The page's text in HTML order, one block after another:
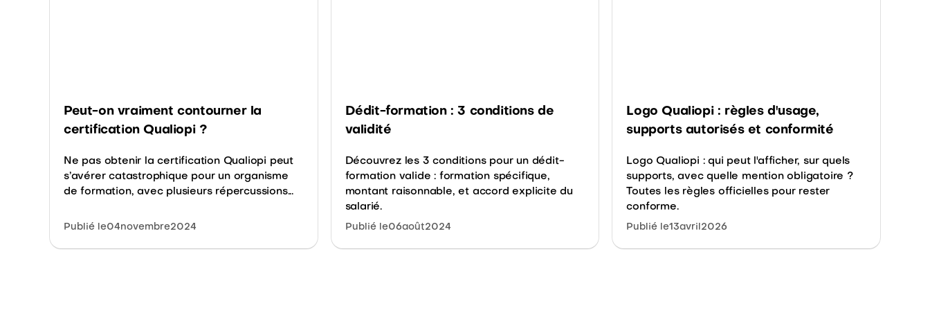
Peut-on vraiment contourner la
certification Qualiopi ?
Ne pas obtenir la certification Qualiopi peut
s’avérer catastrophique pour un organisme
de formation, avec plusieurs répercussions...
Publié le04novembre2024
Dédit-formation : 3 conditions de
validité
Découvrez les 3 conditions pour un dédit-
formation valide : formation spécifique,
montant raisonnable, et accord explicite du
salarié.
Publié le06août2024
Logo Qualiopi : règles d'usage,
supports autorisés et conformité
Logo Qualiopi : qui peut l'afficher, sur quels
supports, avec quelle mention obligatoire ?
Toutes les règles officielles pour rester
conforme.
Publié le13avril 2026